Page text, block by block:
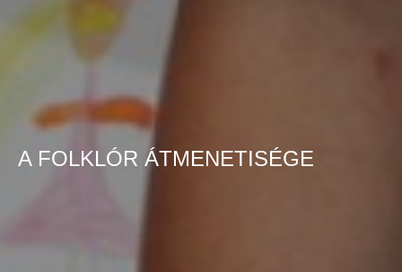
A FOLKLÓR ÁTMENETISÉGE